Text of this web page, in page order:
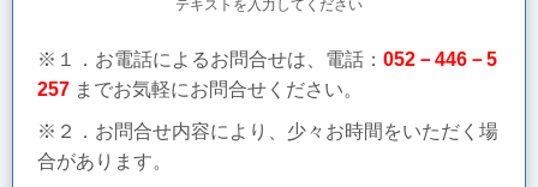
テキストを入力してください
※１．お電話によるお問合せは、電話： 052－446－5
257 までお気軽にお問合せください。
※２．お問合せ内容により、少々お時間をいただく場
合があります。